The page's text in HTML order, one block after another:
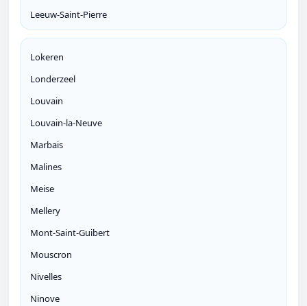
Leeuw-Saint-Pierre
Lokeren
Londerzeel
Louvain
Louvain-la-Neuve
Marbais
Malines
Meise
Mellery
Mont-Saint-Guibert
Mouscron
Nivelles
Ninove